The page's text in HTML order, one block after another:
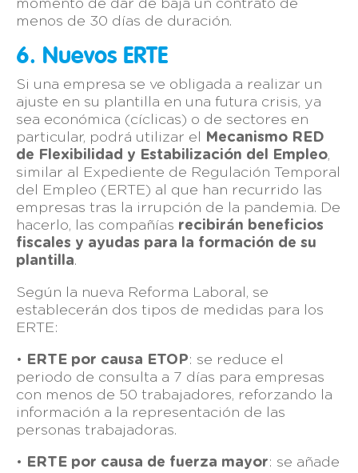
momento de dar de baja un contrato de
menos de 30 días de duración.
6. Nuevos ERTE
Si una empresa se ve obligada a realizar un
ajuste en su plantilla en una futura crisis, ya
sea económica (cíclicas) o de sectores en
particular, podrá utilizar el
Mecanismo RED
de Flexibilidad y Estabilización del Empleo,
similar al Expediente de Regulación Temporal
del Empleo (ERTE) al que han recurrido las
empresas tras la irrupción de la pandemia. De
hacerlo, las compañías recibirán beneficios
fiscales y ayudas para la formación de su
plantilla.
Según la nueva Reforma Laboral, se
establecerán dos tipos de medidas para los
ERTE:
• ERTE por causa ETOP: se reduce el
periodo de consulta a 7 días para empresas
con menos de 50 trabajadores, reforzando la
información a la representación de las
personas trabajadoras.
• ERTE por causa de fuerza mayor: se añade